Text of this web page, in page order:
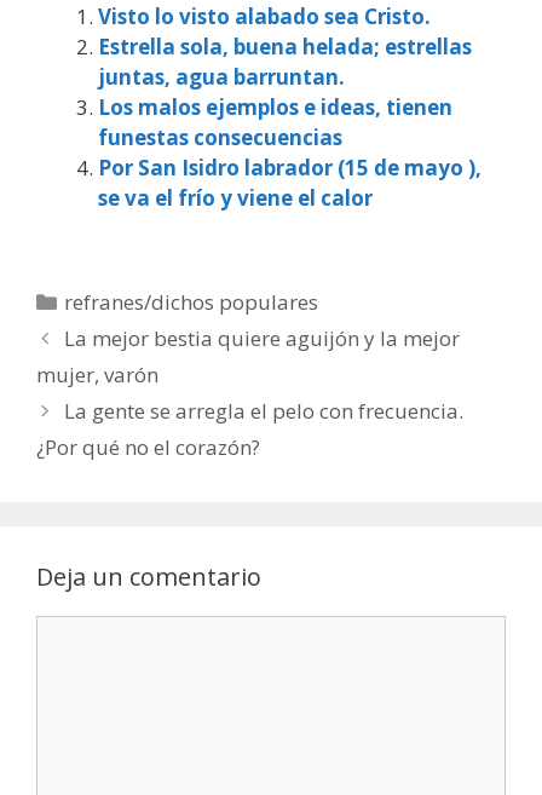
Visto lo visto alabado sea Cristo.
Estrella sola, buena helada; estrellas
juntas, agua barruntan.
Los malos ejemplos e ideas, tienen
funestas consecuencias
Por San Isidro labrador (15 de mayo ),
se va el frío y viene el calor
Categorías
refranes/dichos populares
La mejor bestia quiere aguijón y la mejor
mujer, varón
La gente se arregla el pelo con frecuencia.
¿Por qué no el corazón?
Deja un comentario